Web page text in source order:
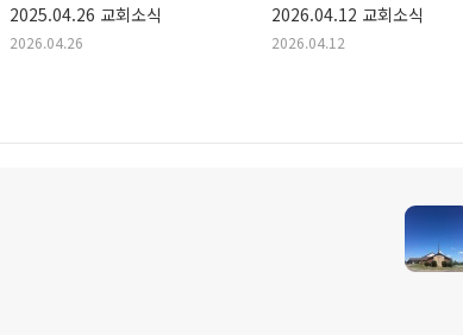
2025.04.26 교회소식
2026.04.26
2026.04.12 교회소식
2026.04.12